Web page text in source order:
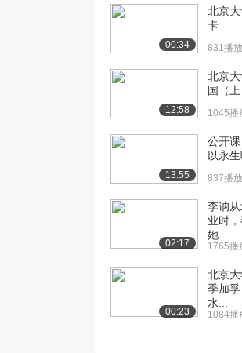
例：重庆聚奎中学...
[16] 北京大学公开课：这
周要攀登的高峰-...
1.3万播放
[17] 北京大学公开课：翻
转课堂课前任务与...
1.9万播放
[18] 北京大学公开课：课
1.5万播放
[19] 北京大学公开课：案
2.6万播放
[20] 北京大学公开课：案
例2：高中英语《...
00:34
北京
卡
831播放
12:58
北京
国（上
1045播
13:55
公开
以永生
837播放
02:17
李讷
业时
她...
1765播
00:23
北京
季加
水...
1084播